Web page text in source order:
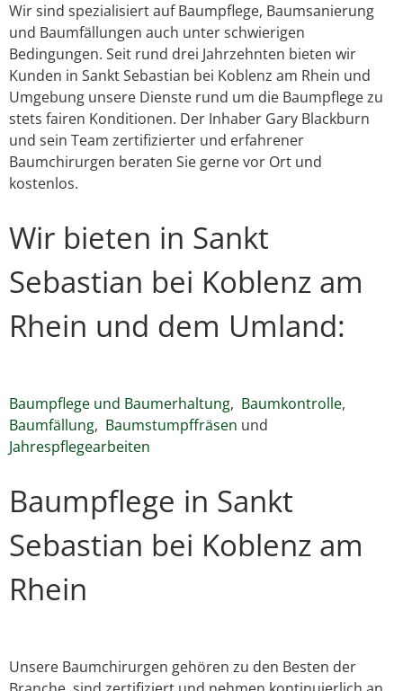
Wir sind spezialisiert auf Baumpflege, Baumsanierung
und Baumfällungen auch unter schwierigen
Bedingungen. Seit rund drei Jahrzehnten bieten wir
Kunden in Sankt Sebastian bei Koblenz am Rhein und
Umgebung unsere Dienste rund um die Baumpflege zu
stets fairen Konditionen. Der Inhaber Gary Blackburn
und sein Team zertifizierter und erfahrener
Baumchirurgen beraten Sie gerne vor Ort und
kostenlos.
Wir bieten in Sankt
Sebastian bei Koblenz am
Rhein und dem Umland:
Baumpflege und Baumerhaltung, Baumkontrolle,
Baumfällung, Baumstumpffräsen und
Jahrespflegearbeiten
Baumpflege in Sankt
Sebastian bei Koblenz am
Rhein
Unsere Baumchirurgen gehören zu den Besten der